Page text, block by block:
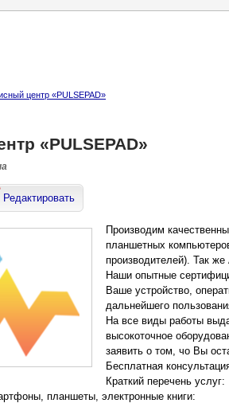
центр «PULSEPAD»
«PULSEPAD»
Редактировать
Производим
планшетных
производителей). Так же
Наши опытные
Ваше устройство,
дальнейшего
На все виды работы
высокоточное
заявить о том, чо Вы
Бесплатная
Краткий перечень услуг:
планшеты, электронные книги: